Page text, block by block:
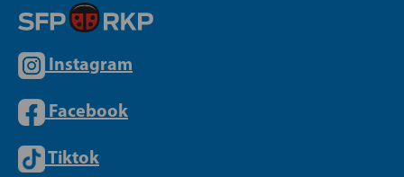
Instagram
Facebook
Tiktok